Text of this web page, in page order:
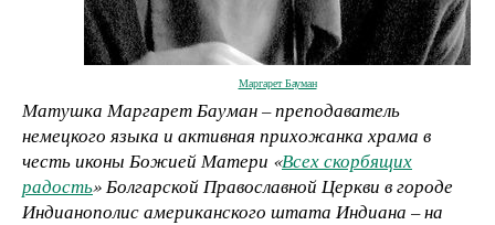
Маргарет Бауман
Матушка Маргарет Бауман – преподаватель
немецкого языка и активная прихожанка храма в
честь иконы Божией Матери «Всех скорбящих
радость» Болгарской Православной Церкви в городе
Индианополис американского штата Индиана – на